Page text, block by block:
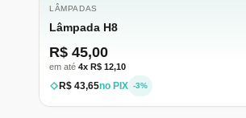
LÂMPADAS
Lâmpada H8
R$ 45,00
em até 4x R$ 12,10
R$ 43,65no PIX -3%